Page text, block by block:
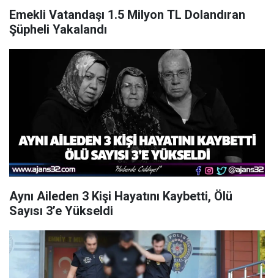
Emekli Vatandaşı 1.5 Milyon TL Dolandıran
Şüpheli Yakalandı
Aynı Aileden 3 Kişi Hayatını Kaybetti, Ölü
Sayısı 3’e Yükseldi